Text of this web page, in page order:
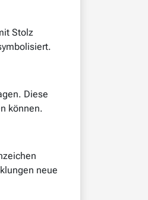
Stolz
Diese
können.
neue